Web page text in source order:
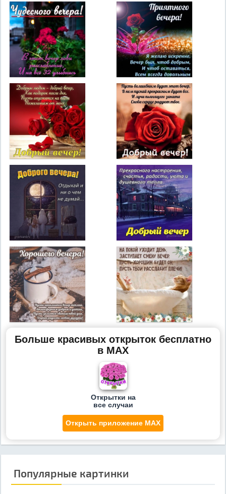
Больше красивых открыток бесплатно
в MAX
Открытки на
все случаи
Открыть приложение MAX
Популярные картинки